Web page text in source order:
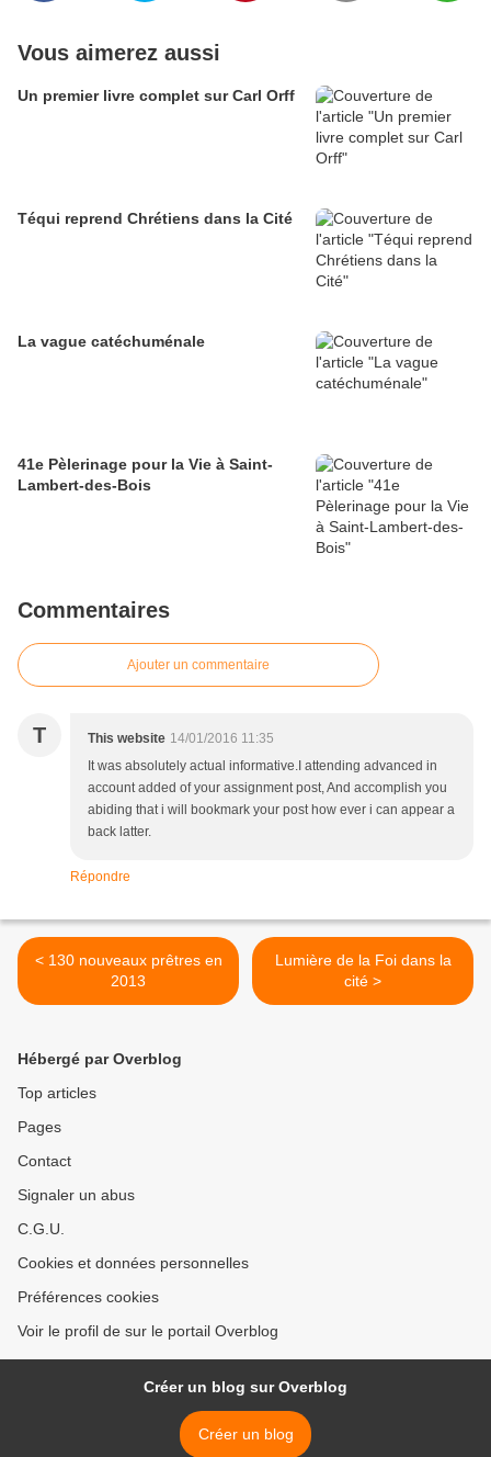
Vous aimerez aussi
Un premier livre complet sur Carl Orff
Téqui reprend Chrétiens dans la Cité
La vague catéchuménale
41e Pèlerinage pour la Vie à Saint-
Lambert-des-Bois
Commentaires
Ajouter un commentaire
T This website 14/01/2016 11:35
It was absolutely actual informative.I attending advanced in
account added of your assignment post, And accomplish you
abiding that i will bookmark your post how ever i can appear a
back latter.
Répondre
< 130 nouveaux prêtres en
2013
Lumière de la Foi dans la
cité >
Hébergé par Overblog
Top articles
Pages
Contact
Signaler un abus
C.G.U.
Cookies et données personnelles
Préférences cookies
Voir le profil de sur le portail Overblog
Créer un blog sur Overblog
Créer un blog